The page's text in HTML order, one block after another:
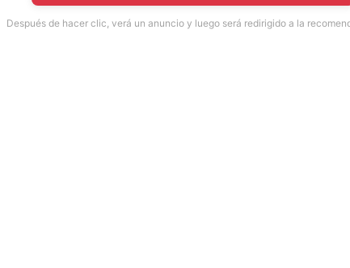
Después de hacer clic, verá un anuncio y luego será redirigido a la